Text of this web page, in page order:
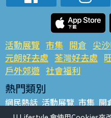
活動展覽 市集 開倉 尖
元朗好去處 荃灣好去處
戶外郊遊 社會福利
熱門類別
網民熱話 活動展覽 市集 開
銅鑼灣好去處 元朗好去處